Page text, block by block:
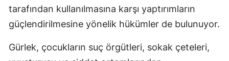
tarafından kullanılmasına karşı yaptırımların
güçlendirilmesine yönelik hükümler de bulunuyor.
Gürlek, çocukların suç örgütleri, sokak çeteleri,